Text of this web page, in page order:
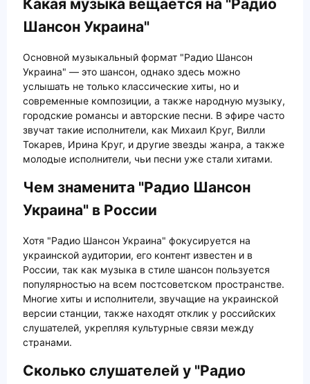
Какая музыка вещается на "Радио
Шансон Украина"
Основной музыкальный формат "Радио Шансон
Украина" — это шансон, однако здесь можно
услышать не только классические хиты, но и
современные композиции, а также народную музыку,
городские романсы и авторские песни. В эфире часто
звучат такие исполнители, как Михаил Круг, Вилли
Токарев, Ирина Круг, и другие звезды жанра, а также
молодые исполнители, чьи песни уже стали хитами.
Чем знаменита "Радио Шансон
Украина" в России
Хотя "Радио Шансон Украина" фокусируется на
украинской аудитории, его контент известен и в
России, так как музыка в стиле шансон пользуется
популярностью на всем постсоветском пространстве.
Многие хиты и исполнители, звучащие на украинской
версии станции, также находят отклик у российских
слушателей, укрепляя культурные связи между
странами.
Сколько слушателей у "Радио